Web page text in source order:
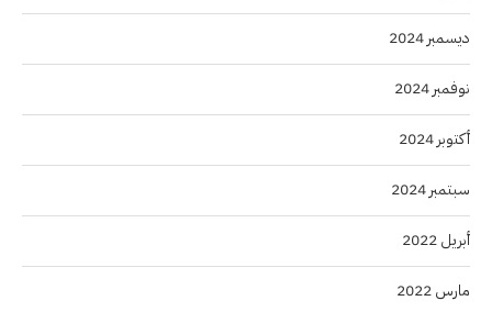
ديسمبر 2024
نوفمبر 2024
أكتوبر 2024
سبتمبر 2024
أبريل 2022
مارس 2022